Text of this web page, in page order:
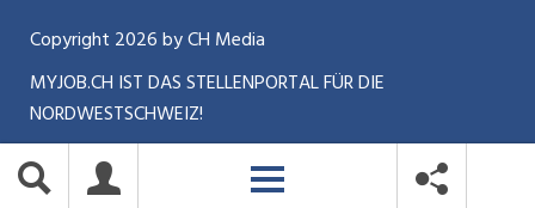
schaffu.ch (VS)
ajourjob.ch
Copyright 2026by CH Media
MYJOB.CH IST DAS STELLENPORTAL FÜR DIE
NORDWESTSCHWEIZ!